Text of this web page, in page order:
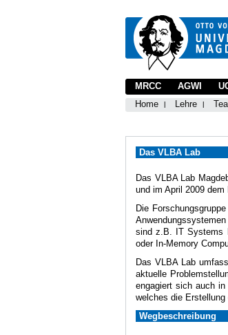
MRCC AGWI
Home
Lehre
Das VLBA Lab
Das VLBA Lab
und im April 2009
Die
sind z.B. IT Systems
oder In-Memory
Das VLBA Lab
aktuelle
engagiert sich auch
welches die
Wegbeschreibung